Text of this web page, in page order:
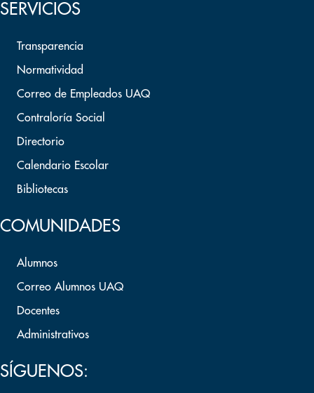
SERVICIOS
Transparencia
Normatividad
Correo de Empleados UAQ
Contraloría Social
Directorio
Calendario Escolar
Bibliotecas
COMUNIDADES
Alumnos
Correo Alumnos UAQ
Docentes
Administrativos
SÍGUENOS: